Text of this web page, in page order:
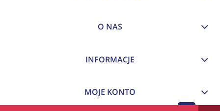
O NAS
INFORMACJE
MOJE KONTO